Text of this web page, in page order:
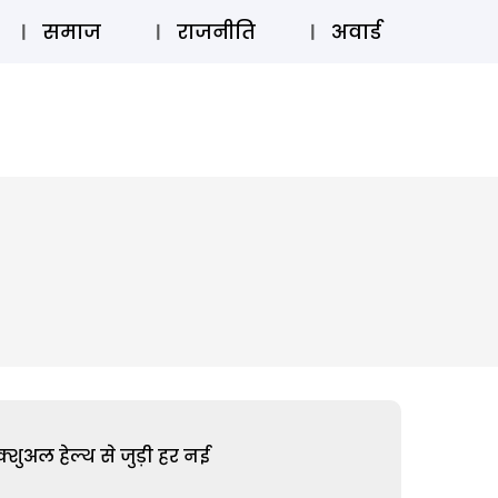
लॉग इन ⚲ SUBSCRIBE
समाज राजनीति अवार्ड
हेल्थ से जुड़ी हर नई